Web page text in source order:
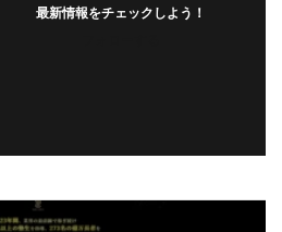
最新情報をチェックしよう！